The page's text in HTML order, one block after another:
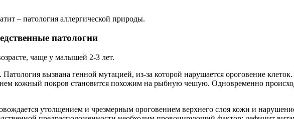
– патология аллергической природы.
патологии
чаще у малышей 2-3 лет.
вызвана генной мутацией, из-за которой нарушается ороговение клеток.
кожный покров становится похожим на рыбную чешую. Одновременно
утолщением и чрезмерным ороговением верхнего слоя кожи и